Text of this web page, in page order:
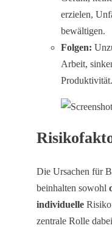
erzielen,
bewältigen.
Folgen:
Arbeit,
Produktivität.
Die Ursachen für
beinhalten sowohl
individuelle
zentrale Rolle